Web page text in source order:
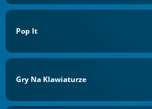
Pop It
Gry Na Klawiaturze